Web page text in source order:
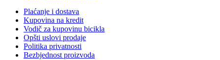
Plaćanje i dostava
Kupovina na kredit
Vodič za kupovinu bicikla
Opšti uslovi prodaje
Politika privatnosti
Bezbjednost proizvoda